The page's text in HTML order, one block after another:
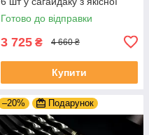
натуральної шкіри
Готово до відправки
3 725 ₴ 4 660 ₴
Купити
–20% Подарунок